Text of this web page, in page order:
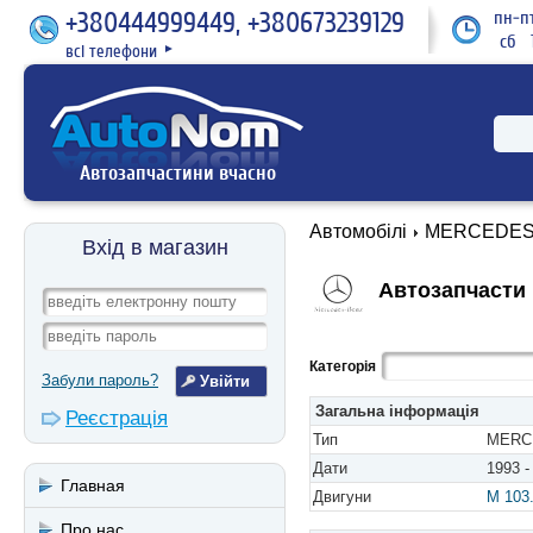
+380444999449, +380673239129
всі телефони ►
пн-
сб
Автозапчастини вчасно
Вхід в магазин
Забули пароль?
Реєстрація
Главная
Автомобілі
Автозапчасти
Категорія
Загальна інформація
Тип
Дати
1993
Двигуни
M